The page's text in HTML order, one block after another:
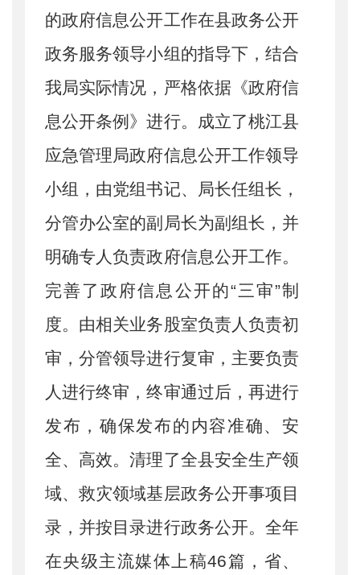
的政府信息公开工作在县政务公开
政务服务领导小组的指导下，结合
我局实际情况，严格依据《政府信
息公开条例》进行。成立了桃江县
应急管理局政府信息公开工作领导
小组，由党组书记、局长任组长，
分管办公室的副局长为副组长，并
明确专人负责政府信息公开工作。
完善了政府信息公开的“三审”制
度。由相关业务股室负责人负责初
审，分管领导进行复审，主要负责
人进行终审，终审通过后，再进行
发布，确保发布的内容准确、安
全、高效。清理了全县安全生产领
域、救灾领域基层政务公开事项目
录，并按目录进行政务公开。全年
在央级主流媒体上稿46篇，省、